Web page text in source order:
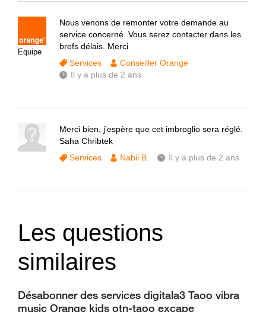
Equipe
Nous venons de remonter votre demande au
service concerné. Vous serez contacter dans les
brefs délais. Merci
Services
Conseiller Orange
Il y a plus de 2 ans
Merci bien, j'espère que cet imbroglio sera réglé.
Saha Chribtek
Services
Nabil B. Il y a plus de 2 ans
Les questions
similaires
Désabonner des services digitala3 Taoo vibra
music Orange kids otn-taoo excape